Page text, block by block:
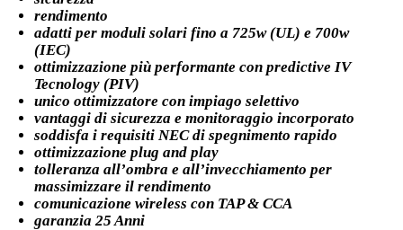
rendimento
adatti per moduli solari fino a 725w (UL) e 700w
(IEC)
ottimizzazione più performante con predictive IV
Tecnology (PIV)
unico ottimizzatore con impiago selettivo
vantaggi di sicurezza e monitoraggio incorporato
soddisfa i requisiti NEC di spegnimento rapido
ottimizzazione plug and play
tolleranza all’ombra e all’invecchiamento per
massimizzare il rendimento
comunicazione wireless con TAP & CCA
garanzia 25 Anni